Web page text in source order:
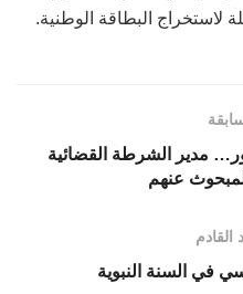
لاستخراج البطاقة الوطنية.
مدير الشرطة القضائية
عنهم
القادم
في السنة النبوية